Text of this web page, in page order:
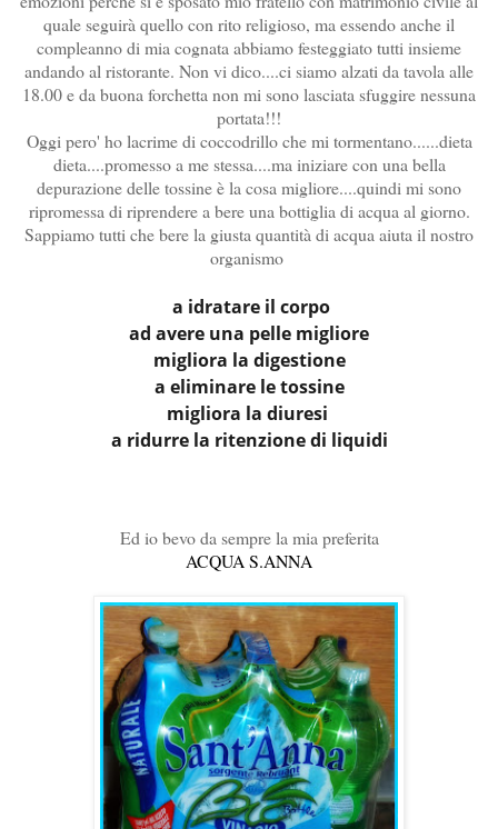
quale seguirà quello con rito religioso, ma essendo anche il
compleanno di mia cognata abbiamo festeggiato tutti insieme
andando al ristorante. Non vi dico....ci siamo alzati da tavola alle
18.00 e da buona forchetta non mi sono lasciata sfuggire nessuna
portata!!!
Oggi pero' ho lacrime di coccodrillo che mi tormentano......dieta
dieta....promesso a me stessa....ma iniziare con una bella
depurazione delle tossine è la cosa migliore....quindi mi sono
ripromessa di riprendere a bere una bottiglia di acqua al giorno.
Sappiamo tutti che bere la giusta quantità di acqua aiuta il nostro
organismo
a idratare il corpo
ad avere una pelle migliore
migliora la digestione
a eliminare le tossine
migliora la diuresi
a ridurre la ritenzione di liquidi
Ed io bevo da sempre la mia preferita
ACQUA S.ANNA